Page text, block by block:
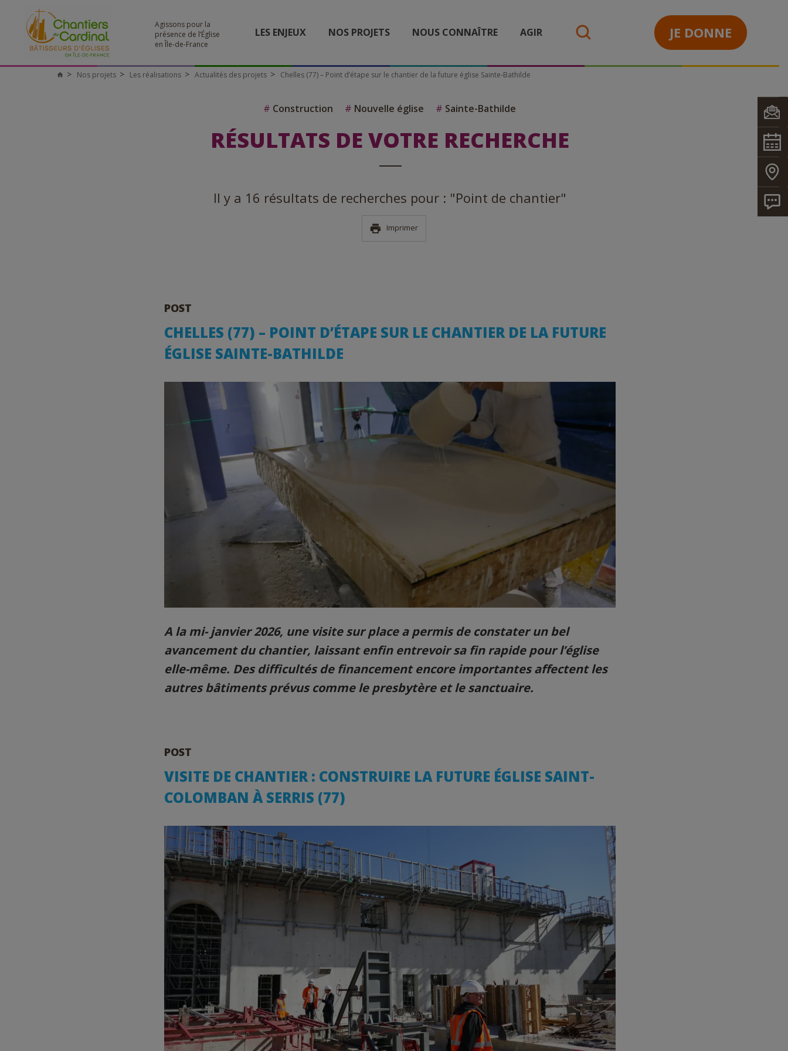
Agissons pour la
présence de l’Église
en Île-de-France
LES ENJEUX NOS PROJETS NOUS CONNAÎTRE AGIR JE DONNE
Nos projets Les réalisations Actualités des projets Chelles (77) – Point d’étape sur le chantier de la future église Sainte-Bathilde
# Construction # Nouvelle église # Sainte-Bathilde
RÉSULTATS DE VOTRE RECHERCHE
Il y a 16 résultats de recherches pour : "Point de chantier"
Imprimer
POST
CHELLES (77) – POINT D’ÉTAPE SUR LE CHANTIER DE LA FUTURE
ÉGLISE SAINTE-BATHILDE
A la mi- janvier 2026, une visite sur place a permis de constater un bel
avancement du chantier, laissant enfin entrevoir sa fin rapide pour l’église
elle-même. Des difficultés de financement encore importantes affectent les
autres bâtiments prévus comme le presbytère et le sanctuaire.
POST
VISITE DE CHANTIER : CONSTRUIRE LA FUTURE ÉGLISE SAINT-
COLOMBAN À SERRIS (77)